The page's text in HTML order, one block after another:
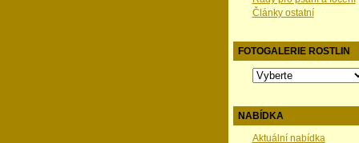
Články ostatní
FOTOGALERIE ROSTLIN
NABÍDKA
Aktuální nabídka